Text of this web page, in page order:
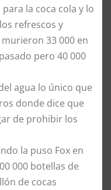
la coca cola y lo
refrescos y
33 000 en
pero 40 000
agua lo único que
donde dice que
de prohibir los
la puso Fox en
000 botellas de
de cocas